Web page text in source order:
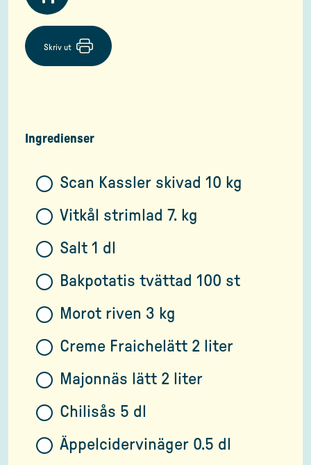
Skriv ut
Ingredienser
Scan Kassler skivad 10 kg
Vitkål strimlad 7. kg
Salt 1 dl
Bakpotatis tvättad 100 st
Morot riven 3 kg
Creme Fraichelätt 2 liter
Majonnäs lätt 2 liter
Chilisås 5 dl
Äppelcidervinäger 0.5 dl